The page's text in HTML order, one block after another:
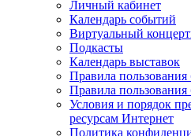
Личный кабинет
Календарь событий
Виртуальный
Подкасты
Календарь выставок
Правила пользования
Правила
Условия и порядок
ресурсам Интернет
Политика